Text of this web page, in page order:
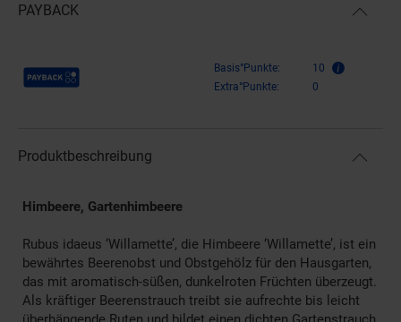
PAYBACK
Payback Punkte Basis°Punkte:
10
Extra°Punkte:
0
Produktbeschreibung
Himbeere, Gartenhimbeere
Rubus idaeus ‘Willamette’, die Himbeere ‘Willamette’, ist ein
bewährtes Beerenobst und Obstgehölz für den Hausgarten,
das mit aromatisch-süßen, dunkelroten Früchten überzeugt.
Als kräftiger Beerenstrauch treibt sie aufrechte bis leicht